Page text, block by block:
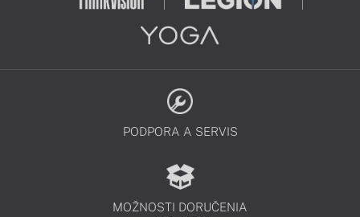
PODPORA A SERVIS
MOŽNOSTI DORUČENIA